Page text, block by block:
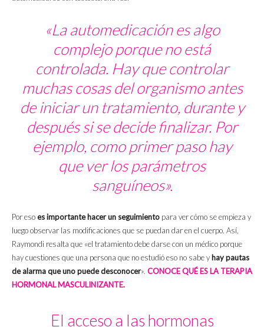
«La automedicación es algo
complejo porque no está
controlada. Hay que controlar
muchas cosas del organismo antes
de iniciar un tratamiento, durante y
después si se decide finalizar. Por
ejemplo, como primer paso hay
que ver los parámetros
sanguíneos».
Por esoes importante hacer un seguimiento para ver cómo se empieza y
luego observar las modificaciones que se puedan dar en el cuerpo. Así,
Raymondi resalta que «el tratamiento debe darse con un médico porque
hay cuestiones que una persona que no estudió eso no sabe y hay pautas
de alarma que uno puede desconocer». CONOCE QUÉ ES LA TERAPIA
HORMONAL MASCULINIZANTE.
El acceso a las hormonas